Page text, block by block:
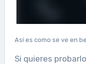
Así es como se ve en
Si quieres